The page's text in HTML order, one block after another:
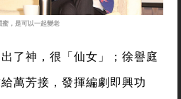
，是可以一起變老
了神，很「仙女」；徐譽庭
萬芳接，發揮編劇即興功